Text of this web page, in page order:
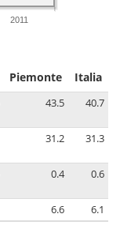
2011
Piemonte Italia
43.5 40.7
31.2 31.3
0.4 0.6
6.6 6.1